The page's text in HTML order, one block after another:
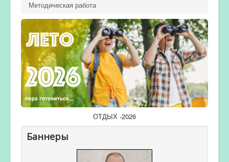
Методическая работа
ОТДЫХ -2026
Баннеры